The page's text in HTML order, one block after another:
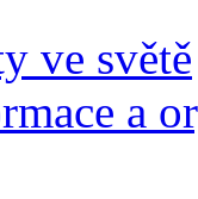
ve světě
a